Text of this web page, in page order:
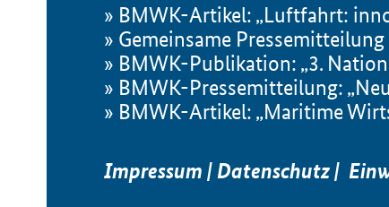
BMWK-Artikel: „Luftfahrt:
Gemeinsame
BMWK-Publikation: „3.
BMWK-Pressemitteilung:
BMWK-Artikel: „Maritime
Impressum |Datenschutz|